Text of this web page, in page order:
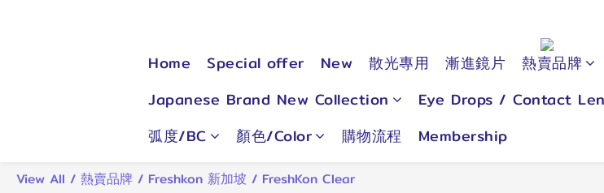
Home Special offer New 散光專用 漸進鏡片 熱賣品牌
Japanese Brand New Collection
Eye Drops / Contact
弧度/BC
顏色/Color 購物流程 Membership
View All / 熱賣品牌 / Freshkon 新加坡 / FreshKon Clear